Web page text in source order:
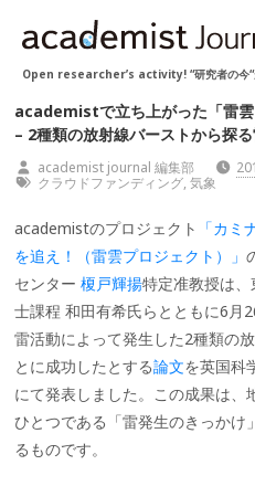
Open researcher’s activity! “研究者の今“
academistで立ち上がった「雷
– 2種類の放射線バーストから探
academist journal 編集部
クラウドファンディング, 気象
academistのプロジェクト 「カ
を追え！（雷雲プロジェクト）」
センター榎戸輝揚特定准教授は
士課程 和田有希氏らとともに6月
雷活動によって発生した2種類の
とに成功したとする論文を英国科
にて発表しました。この成果は
ひとつである「雷発生のきっか
るものです。